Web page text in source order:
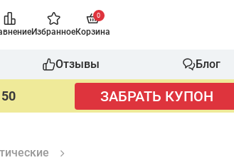
Избранное
0
Корзина
Отзывы Блог
ЗАБРАТЬ КУПОН